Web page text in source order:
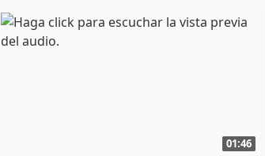
01:46